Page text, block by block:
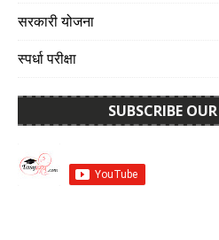
सरकारी योजना
स्पर्धा परीक्षा
SUBSCRIBE